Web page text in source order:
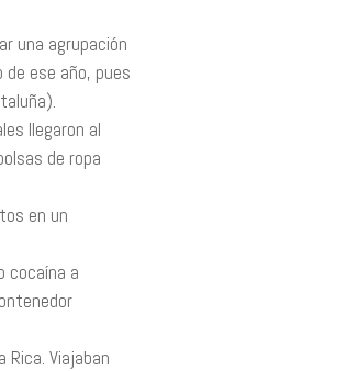
una agrupación
ese año, pues
llegaron al
de ropa
en un
cocaína a
Viajaban